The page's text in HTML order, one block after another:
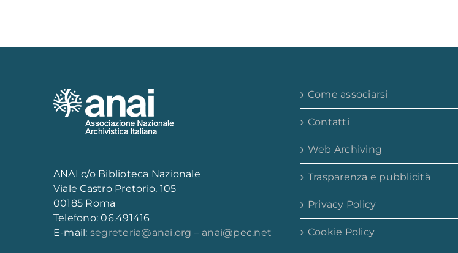
ANAI c/o Biblioteca Nazionale
Viale Castro Pretorio, 105
00185 Roma
Telefono: 06.491416
E-mail: segreteria@anai.org – anai@pec.net
Come associarsi
Contatti
Web Archiving
Trasparenza e pubblicità
Privacy Policy
Cookie Policy